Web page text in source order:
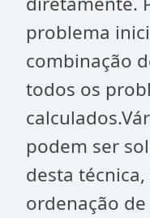
problema
combinação
todos os
podem ser
desta
ordenação